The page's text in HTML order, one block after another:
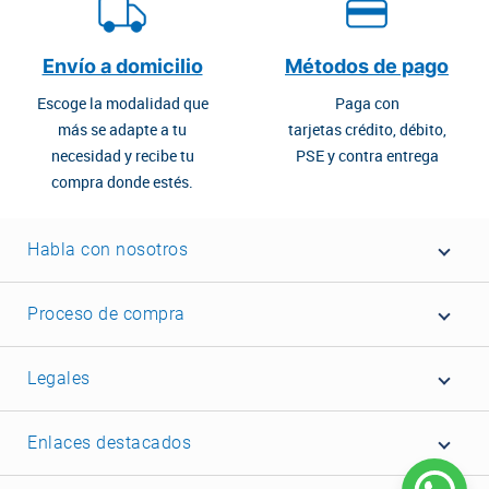
Envío a domicilio
Escoge la modalidad que
más se adapte a tu
necesidad y recibe tu
compra donde estés.
Métodos de pago
Paga con
tarjetas crédito, débito,
PSE y contra entrega
Habla con nosotros
Proceso de compra
Legales
Enlaces destacados